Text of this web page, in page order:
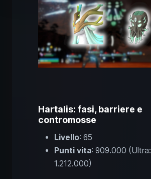
Hartalis: fasi, barriere e
contromosse
Livello: 65
Punti vita: 909.000 (Ultra:
1.212.000)